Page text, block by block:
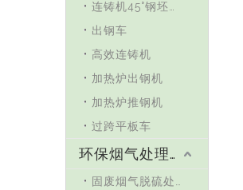
出钢车
高效连铸机
加热炉出钢机
加热炉推钢机
过跨平板车
环保烟气处理工程